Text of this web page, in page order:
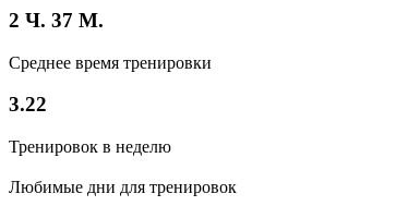
2 Ч. 37 М.
Среднее время тренировки
3.22
Тренировок в неделю
Любимые дни для тренировок